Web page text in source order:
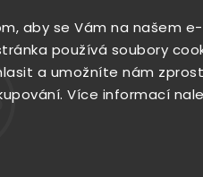
aby se Vám na našem
používá soubory
a umožníte nám
Více informací